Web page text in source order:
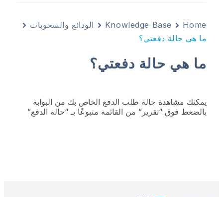
Home
Knowledge Base
الودائع والسحوبات
ما هي حالة دفعتي؟
ما هي حالة دفعتي؟
يمكنك مشاهدة حالة طلب الدفع الخاص بك من البوابة
بالضغط فوق “تقرير” من القائمة متبوعًا بـ “حالة الدفع”